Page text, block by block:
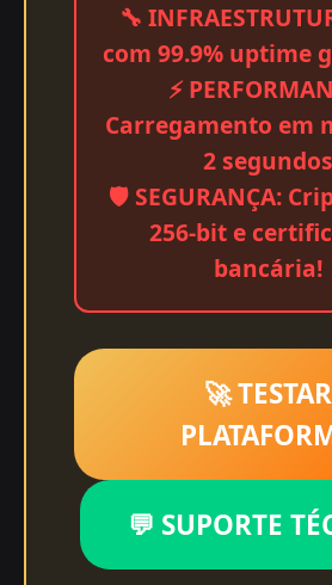
🔧
com 99.9% uptime
⚡
Carregamento em
2 segundos
🛡️ SEGURANÇA:
256-bit e
bancária!
🚀 TESTAR
💬 SUPORTE